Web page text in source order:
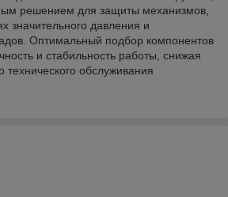
решением для защиты механизмов,
значительного давления и
Оптимальный подбор компонентов
и стабильность работы, снижая
технического обслуживания